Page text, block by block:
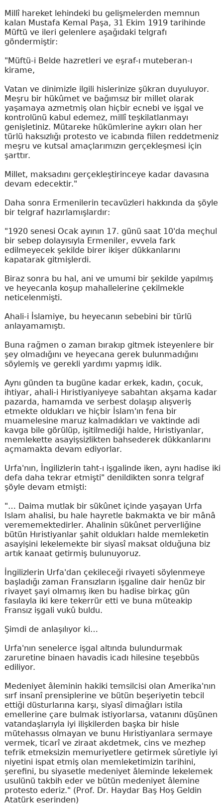
Millî hareket lehindeki bu gelişmelerden memnun
kalan Mustafa Kemal Paşa, 31 Ekim 1919 tarihinde
Müftü ve ileri gelenlere aşağıdaki telgrafı
göndermiştir:
"Müftü-i Belde hazretleri ve eşraf-ı muteberan-ı
kirame,
Vatan ve dinimizle ilgili hislerinize şükran duyuluyor.
Meşru bir hükûmet ve bağımsız bir millet olarak
yaşamaya azmetmiş olan hiçbir ecnebi ve işgal ve
kontrolünü kabul edemez, millî teşkilatlanmayı
genişletiniz. Mütareke hükümlerine aykırı olan her
türlü haksızlığı protesto ve icabında fiilen reddetmeniz
meşru ve kutsal amaçlarımızın gerçekleşmesi için
şarttır.
Millet, maksadını gerçekleştirinceye kadar davasına
devam edecektir."
Daha sonra Ermenilerin tecavüzleri hakkında da şöyle
bir telgraf hazırlamışlardır:
"1920 senesi Ocak ayının 17. günü saat 10'da meçhul
bir sebep dolayısıyla Ermeniler, evvela fark
edilmeyecek şekilde birer ikişer dükkanlarını
kapatarak gitmişlerdi.
Biraz sonra bu hal, ani ve umumi bir şekilde yapılmış
ve heyecanla koşup mahallelerine çekilmekle
neticelenmişti.
Ahali-i İslamiye, bu heyecanın sebebini bir türlü
anlayamamıştı.
Buna rağmen o zaman bırakıp gitmek isteyenlere bir
şey olmadığını ve heyecana gerek bulunmadığını
söylemiş ve gerekli yardımı yapmış idik.
Aynı günden ta bugüne kadar erkek, kadın, çocuk,
ihtiyar, ahali-i Hıristiyaniyeye sabahtan akşama kadar
pazarda, hamamda ve serbest dolaşıp alışveriş
etmekte oldukları ve hiçbir İslam'ın fena bir
muamelesine maruz kalmadıkları ve vaktinde adi
kavga bile görülüp, işitilmediği halde, Hıristiyanlar,
memlekette asayişsizlikten bahsederek dükkanlarını
açmamakta devam ediyorlar.
Urfa'nın, İngilizlerin taht-ı işgalinde iken, aynı hadise iki
defa daha tekrar etmişti" denildikten sonra telgraf
şöyle devam etmişti:
"… Daima mutlak bir sükûnet içinde yaşayan Urfa
Islam ahalisi, bu hale hayretle bakmakta ve bir mânâ
verememektedirler. Ahalinin sükûnet perverliğine
bütün Hıristiyanlar şahit oldukları halde memleketin
asayişini lekelemekte bir siyasî maksat olduğuna biz
artık kanaat getirmiş bulunuyoruz.
İngilizlerin Urfa'dan çekileceği rivayeti söylenmeye
başladığı zaman Fransızların işgaline dair henüz bir
rivayet şayi olmamış iken bu hadise birkaç gün
fasılayla iki kere tekerrür etti ve buna müteakip
Fransız işgali vukû buldu.
Şimdi de anlaşılıyor ki…
Urfa'nın senelerce işgal altında bulundurmak
zaruretine binaen havadis icadı hilesine teşebbüs
ediliyor.
Medeniyet âleminin hakiki temsilcisi olan Amerika'nın
sırf insanî prensiplerine ve bütün beşeriyetin tebcil
ettiği düsturlarına karşı, siyasî dimağları istila
emellerine çare bulmak istiyorlarsa, vatanını düşünen
vatandaşlarıyla iyi ilişkilerden başka bir hisle
mütehassıs olmayan ve bunu Hıristiyanlara sermaye
vermek, ticarî ve ziraat akdetmek, cins ve mezhep
tefrik etmeksizin memuriyetlere getirmek sûretiyle iyi
niyetini ispat etmiş olan memleketimizin tarihini,
şerefini, bu siyasetle medeniyet âleminde lekelemek
usulünü takbih eder ve bütün medeniyet âlemine
protesto ederiz." (Prof. Dr. Haydar Baş Hoş Geldin
Atatürk eserinden)